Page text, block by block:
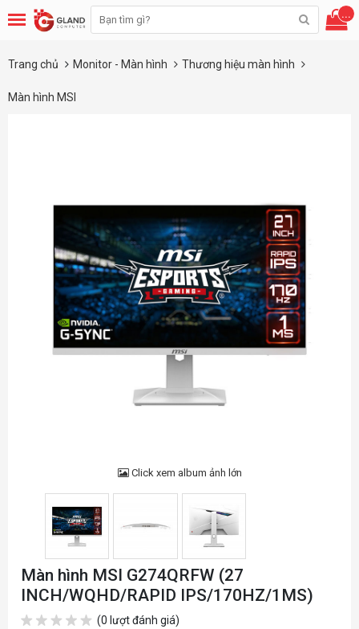
...
Trang chủ Monitor - Màn hình Thương hiệu màn hình
Màn hình MSI
Click xem album ảnh lớn
Màn hình MSI G274QRFW (27
INCH/WQHD/RAPID IPS/170HZ/1MS)
(0 lượt đánh giá)